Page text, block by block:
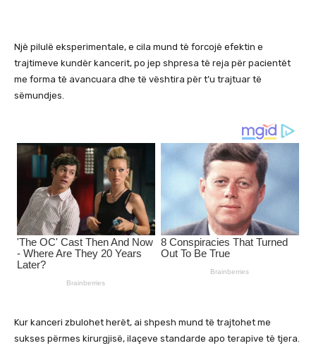
Një pilulë eksperimentale, e cila mund të forcojë efektin e
trajtimeve kundër kancerit, po jep shpresa të reja për pacientët
me forma të avancuara dhe të vështira për t’u trajtuar të
sëmundjes.
Kur kanceri zbulohet herët, ai shpesh mund të trajtohet me
sukses përmes kirurgjisë, ilaçeve standarde apo terapive të tjera.